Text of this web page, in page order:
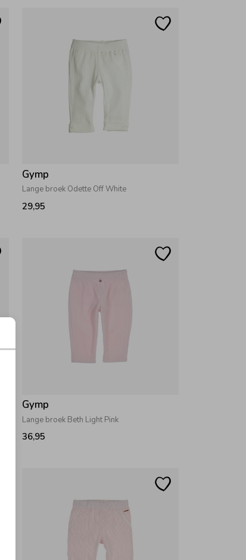
Gymp
Lange broek Odette Off White
29,95
Gymp
Lange broek Beth Light Pink
36,95